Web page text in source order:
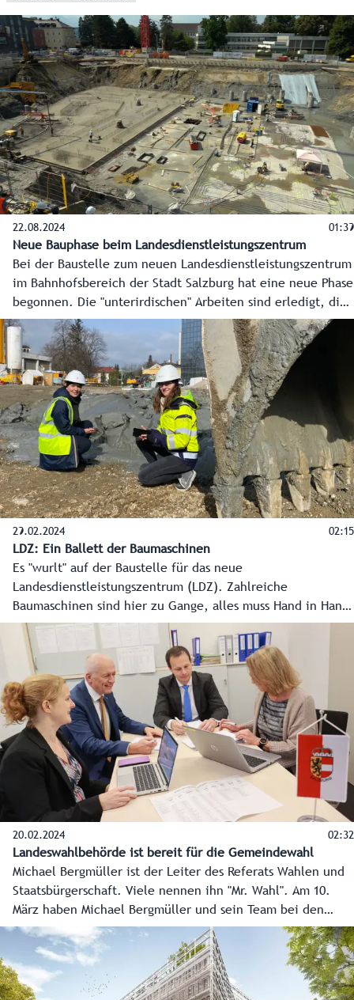
22.08.2024 01:39
Neue Bauphase beim Landesdienstleistungszentrum
Bei der Baustelle zum neuen Landesdienstleistungszentrum
im Bahnhofsbereich der Stadt Salzburg hat eine neue Phase
begonnen. Die "unterirdischen" Arbeiten sind erledigt, die
Bodenplatte wird nun betoniert, und die neue, moderne
Landesverwaltung kann in die Höhe wachsen. Das neue
Landesdienstleistungszentrum soll im Herbst 2026 fertig
sein, ein großes und einladendes Bürgerservice sowie rund
1.300 Arbeitsplätze für die Mitarbeiterinnen und
Mitarbeiter der Landesverwaltung entstehen.
29.02.2024 02:15
LDZ: Ein Ballett der Baumaschinen
Es "wurlt" auf der Baustelle für das neue
Landesdienstleistungszentrum (LDZ). Zahlreiche
Baumaschinen sind hier zu Gange, alles muss Hand in Hand
gehen, eine logistische Meisterleistung. Übrigens wird das
modernste Verwaltungsgebäude Österreichs auf zahlreichen
Pfählen stehen, ein bisschen wie in Venedig.
20.02.2024 02:32
Landeswahlbehörde ist bereit für die Gemeindewahl
Michael Bergmüller ist der Leiter des Referats Wahlen und
Staatsbürgerschaft. Viele nennen ihn "Mr. Wahl". Am 10.
März haben Michael Bergmüller und sein Team bei den
Gemeindewahlen wieder viel zu tun, damit alles korrekt
abläuft.